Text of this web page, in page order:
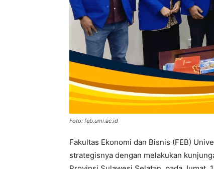
Foto: feb.umi.ac.id
Fakultas Ekonomi dan Bisnis (FEB)
strategisnya dengan melakukan